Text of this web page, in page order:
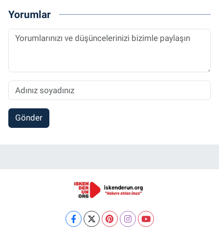
Yorumlar
Gönder